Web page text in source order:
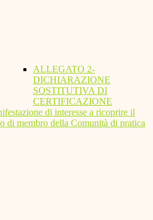
ALLEGATO 2-
DICHIARAZIONE
SOSTITUTIVA DI
CERTIFICAZIONE
di interesse a ricoprire il
di membro della Comunità di pratica